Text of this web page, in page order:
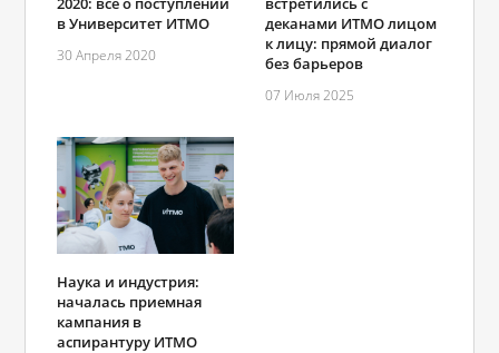
в Университет ИТМО
30 Апреля 2020
деканами ИТМО лицом
к лицу: прямой диалог
без барьеров
07 Июля 2025
Наука и индустрия:
началась приемная
кампания в
аспирантуру ИТМО